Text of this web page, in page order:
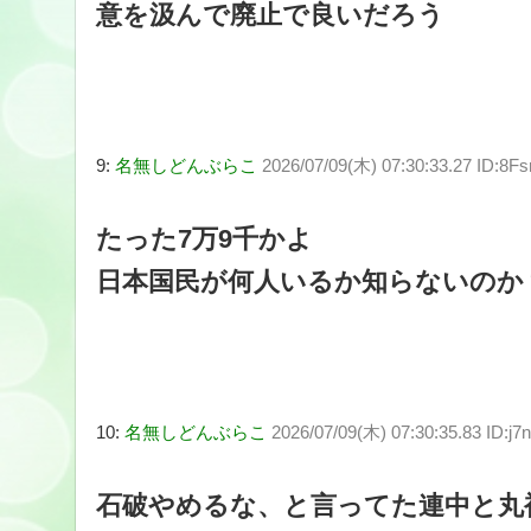
意を汲んで廃止で良いだろう
9: 名無しどんぶらこ 2026/07/09(木) 07:30:33.27
たった7万9千かよ
日本国民が何人いるか知らないのか
10: 名無しどんぶらこ 2026/07/09(木) 07:30:35.83
石破やめるな、と言ってた連中と丸